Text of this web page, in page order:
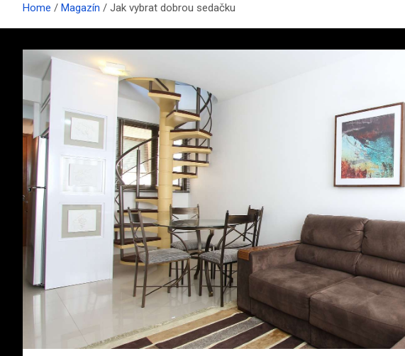
Home Magazín Jak vybrat dobrou sedačku